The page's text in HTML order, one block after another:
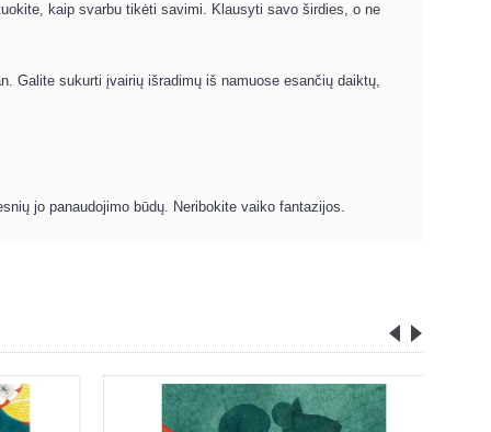
kaip svarbu tikėti savimi. Klausyti savo širdies, o ne
Galite sukurti įvairių išradimų iš namuose esančių daiktų,
jo panaudojimo būdų. Neribokite vaiko fantazijos.